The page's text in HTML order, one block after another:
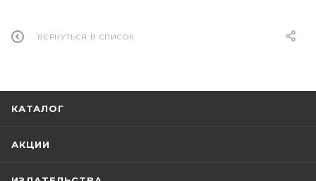
нас», «Як створити власну країну»,
ВЕРНУТЬСЯ В СПИСОК
КАТАЛОГ
АКЦИИ